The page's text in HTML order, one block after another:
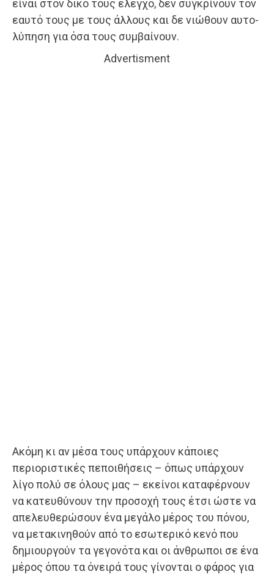
είναι στον δικό τους έλεγχο, δεν συγκρίνουν τον
εαυτό τους με τους άλλους και δε νιώθουν αυτο-
λύπηση για όσα τους συμβαίνουν.
Advertisment
Ακόμη κι αν μέσα τους υπάρχουν κάποιες
περιοριστικές πεποιθήσεις – όπως υπάρχουν
λίγο πολύ σε όλους μας – εκείνοι καταφέρνουν
να κατευθύνουν την προσοχή τους έτσι ώστε να
απελευθερώσουν ένα μεγάλο μέρος του πόνου,
να μετακινηθούν από το εσωτερικό κενό που
δημιουργούν τα γεγονότα και οι άνθρωποι σε ένα
μέρος όπου τα όνειρά τους γίνονται ο φάρος για